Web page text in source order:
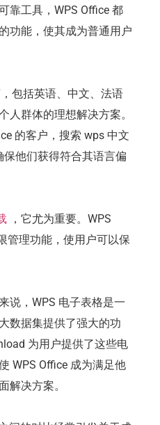
靠工具，WPS Office 都
功能，使其成为普通用户
包括英语、中文、法语
人群体的理想解决方案。
的客户，搜索 wps 中文
他们获得符合其语言偏
，它尤为重要。WPS
管理功能，使用户可以保
说，WPS 电子表格是一
数据集提供了强大的功
为用户提供了这些电
WPS Office 成为满足他
解决方案。